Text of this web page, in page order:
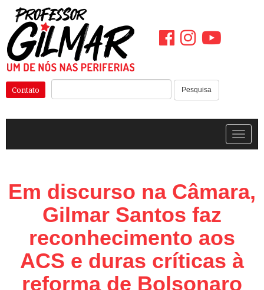
Pular
para
o
conteúdo
Pesquisa
Contato
Em discurso na Câmara,
Gilmar Santos faz
reconhecimento aos
ACS e duras críticas à
reforma de Bolsonaro